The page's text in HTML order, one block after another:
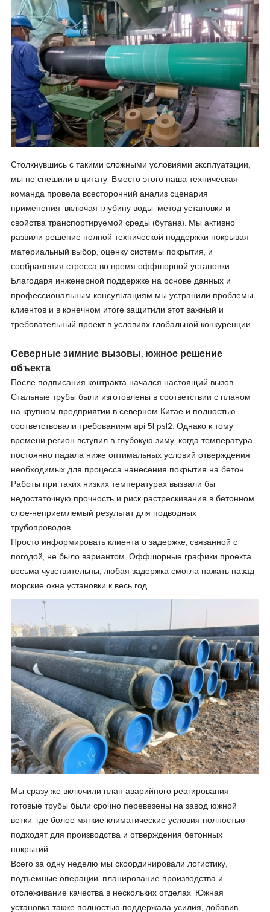
Столкнувшись с такими сложными условиями эксплуатации,
мы не спешили в цитату. Вместо этого наша техническая
команда провела всесторонний анализ сценария
применения, включая глубину воды, метод установки и
свойства транспортируемой среды (бутана). Мы активно
развили решение полной технической поддержки покрывая
материальный выбор, оценку системы покрытия, и
соображения стресса во время оффшорной установки.
Благодаря инженерной поддержке на основе данных и
профессиональным консультациям мы устранили проблемы
клиентов и в конечном итоге защитили этот важный и
требовательный проект в условиях глобальной конкуренции.
Северные зимние вызовы, южное решение
объекта
После подписания контракта начался настоящий вызов.
Стальные трубы были изготовлены в соответствии с планом
на крупном предприятии в северном Китае и полностью
соответствовали требованиям api 5l psl2. Однако к тому
времени регион вступил в глубокую зиму, когда температура
постоянно падала ниже оптимальных условий отверждения,
необходимых для процесса нанесения покрытия на бетон.
Работы при таких низких температурах вызвали бы
недостаточную прочность и риск растрескивания в бетонном
слое-неприемлемый результат для подводных
трубопроводов.
Просто информировать клиента о задержке, связанной с
погодой, не было вариантом. Оффшорные графики проекта
весьма чувствительны; любая задержка смогла нажать назад
морские окна установки к весь год.
Мы сразу же включили план аварийного реагирования:
готовые трубы были срочно перевезены на завод южной
ветки, где более мягкие климатические условия полностью
подходят для производства и отверждения бетонных
покрытий.
Всего за одну неделю мы скоординировали логистику,
подъемные операции, планирование производства и
отслеживание качества в нескольких отделах. Южная
установка также полностью поддержала усилия, добавив